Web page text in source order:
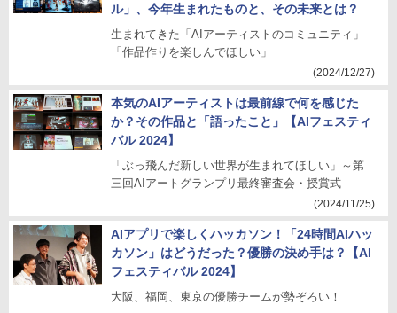
ル」、今年生まれたものと、その未来とは？
生まれてきた「AIアーティストのコミュニティ」
「作品作りを楽しんでほしい」
(2024/12/27)
本気のAIアーティストは最前線で何を感じた
か？その作品と「語ったこと」【AIフェスティ
バル 2024】
「ぶっ飛んだ新しい世界が生まれてほしい」～第
三回AIアートグランプリ最終審査会・授賞式
(2024/11/25)
AIアプリで楽しくハッカソン！「24時間AIハッ
カソン」はどうだった？優勝の決め手は？【AI
フェスティバル 2024】
大阪、福岡、東京の優勝チームが勢ぞろい！